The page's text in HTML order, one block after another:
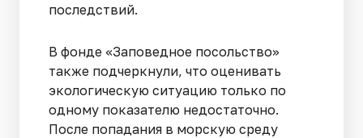
последствий.
В фонде «Заповедное посольство»
также подчеркнули, что оценивать
экологическую ситуацию только по
одному показателю недостаточно.
После попадания в морскую среду